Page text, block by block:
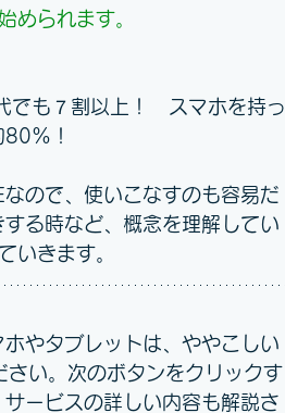
められます。
も７割以上！　スマホを持っ
！
ので、使いこなすのも容易だ
る時など、概念を理解してい
いきます。
やタブレットは、ややこしい
い。次のボタンをクリックす
ービスの詳しい内容も解説さ